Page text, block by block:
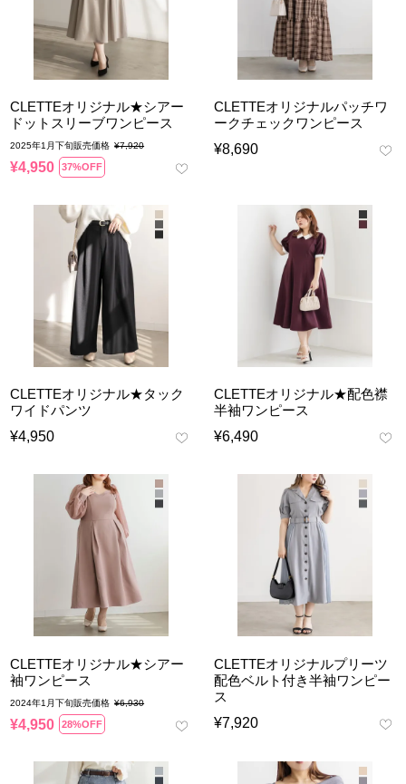
CLETTEオリジナル★シアー
ドットスリーブワンピース
2025年1月下旬販売価格 ¥7,920
¥4,950 37%OFF
CLETTEオリジナルパッチワ
ークチェックワンピース
¥8,690
CLETTEオリジナル★タック
ワイドパンツ
¥4,950
CLETTEオリジナル★配色襟
半袖ワンピース
¥6,490
CLETTEオリジナル★シアー
袖ワンピース
2024年1月下旬販売価格 ¥6,930
¥4,950 28%OFF
CLETTEオリジナルプリーツ
配色ベルト付き半袖ワンピー
ス
¥7,920